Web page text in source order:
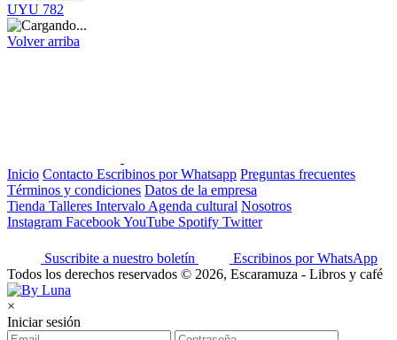
UYU 782
Volver arriba
Inicio Contacto Escribinos por Whatsapp Preguntas frecuentes
Términos y condiciones Datos de la empresa
Tienda Talleres Intervalo Agenda cultural Nosotros
Instagram FacebookYouTube Spotify Twitter
Suscribite a nuestro boletín
Escribinos por WhatsApp
Todos los derechos reservados © 2026, Escaramuza - Libros y café
×
Iniciar sesión